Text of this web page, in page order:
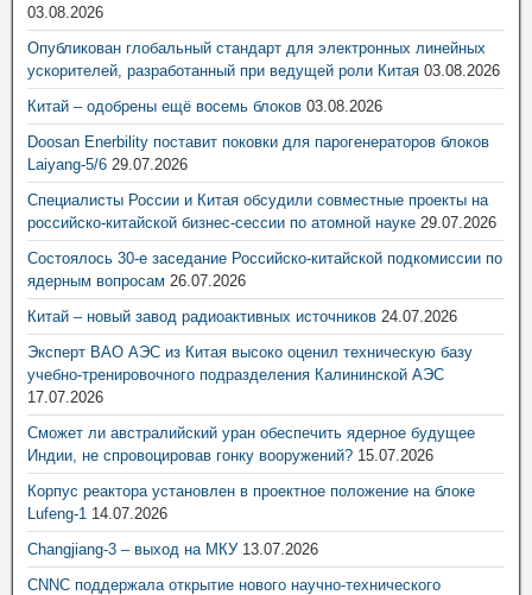
03.08.2026
Опубликован глобальный стандарт для электронных линейных
ускорителей, разработанный при ведущей роли Китая 03.08.2026
Китай – одобрены ещё восемь блоков 03.08.2026
Doosan Enerbility поставит поковки для парогенераторов блоков
Laiyang-5/6 29.07.2026
Специалисты России и Китая обсудили совместные проекты на
российско-китайской бизнес-сессии по атомной науке 29.07.2026
Состоялось 30-е заседание Российско-китайской подкомиссии по
ядерным вопросам 26.07.2026
Китай – новый завод радиоактивных источников 24.07.2026
Эксперт ВАО АЭС из Китая высоко оценил техническую базу
учебно-тренировочного подразделения Калининской АЭС
17.07.2026
Сможет ли австралийский уран обеспечить ядерное будущее
Индии, не спровоцировав гонку вооружений? 15.07.2026
Корпус реактора установлен в проектное положение на блоке
Lufeng-1 14.07.2026
Changjiang-3 – выход на МКУ 13.07.2026
CNNC поддержала открытие нового научно-технического